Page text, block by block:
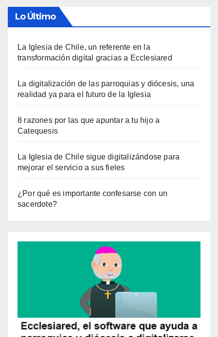
Lo Último
La Iglesia de Chile, un referente en la
transformación digital gracias a Ecclesiared
La digitalización de las parroquias y diócesis, una
realidad ya para el futuro de la Iglesia
8 razones por las que apuntar a tu hijo a
Catequesis
La Iglesia de Chile sigue digitalizándose para
mejorar el servicio a sus fieles
¿Por qué es importante confesarse con un
sacerdote?